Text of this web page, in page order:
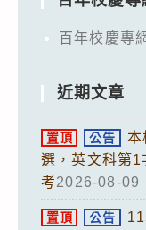
百年校慶專
近期文章
置頂 公告
本
選，英文科第1
考2026-08-09
置頂 公告